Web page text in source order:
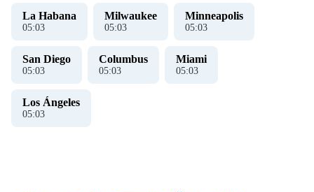
La Habana
05:04
Milwaukee
05:04
Minneapolis
05:04
San Diego
05:04
Columbus
05:04
Miami
05:04
Los Ángeles
05:04